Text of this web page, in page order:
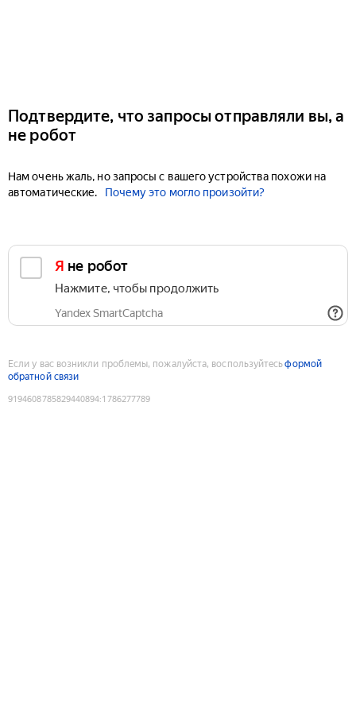
Подтвердите, что запросы отправляли вы, а
не робот
Нам очень жаль, но запросы с вашего устройства похожи на
автоматические.
Почему это могло произойти?
Я не робот
Нажмите, чтобы продолжить
Yandex SmartCaptcha
Если у вас возникли проблемы, пожалуйста, воспользуйтесьформой
обратной связи
9194608785829440894:1786277789